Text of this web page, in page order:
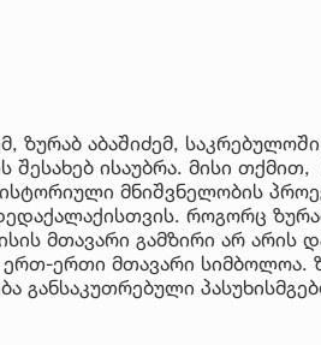
აბაშიძემ,
შესახებ ისაუბრა. მისი
მნიშვნელობის
როგორც
მთავარი გამზირი არ არის
ერთი მთავარი სიმბოლოა.
განსაკუთრებული